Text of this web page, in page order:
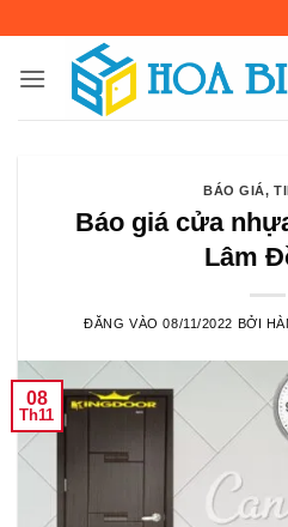
nội
BÁO GIÁ,
Báo giá cửa
Lâm
ĐĂNG VÀO08/11/2022 BỞI
08
Th11